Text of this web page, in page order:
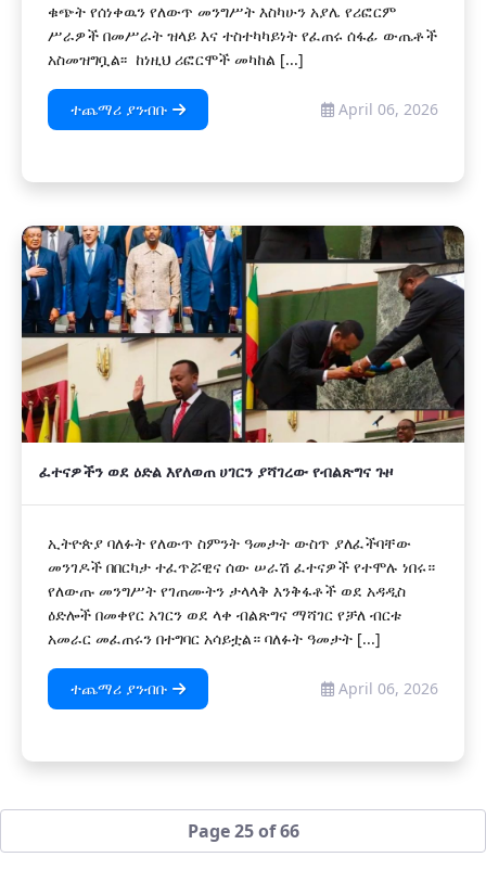
ቁጭት የሰነቀዉን የለውጥ መንግሥት እስካሁን አያሌ የሪፎርም
ሥራዎች በመሥራት ዝላይ እና ተስተካካይነት የፈጠሩ ሰፋፊ ውጤቶች
አስመዝግቧል፡፡ ከነዚህ ሪፎርሞች መካከል [...]
ተጨማሪ ያንብቡ April 06, 2026
ፈተናዎችን ወደ ዕድል እየለወጠ ሀገርን ያሻገረው የብልጽግና ጉዞ
ኢትዮጵያ ባለፉት የለውጥ ስምንት ዓመታት ውስጥ ያለፈችባቸው
መንገዶች በበርካታ ተፈጥሯዊና ሰው ሠራሽ ፈተናዎች የተሞሉ ነበሩ።
የለውጡ መንግሥት የገጠሙትን ታላላቅ እንቅፋቶች ወደ አዳዲስ
ዕድሎች በመቀየር አገርን ወደ ላቀ ብልጽግና ማሻገር የቻለ ብርቱ
አመራር መፈጠሩን በተግባር አሳይቷል። ባለፉት ዓመታት [...]
ተጨማሪ ያንብቡ April 06, 2026
Page 25 of 66